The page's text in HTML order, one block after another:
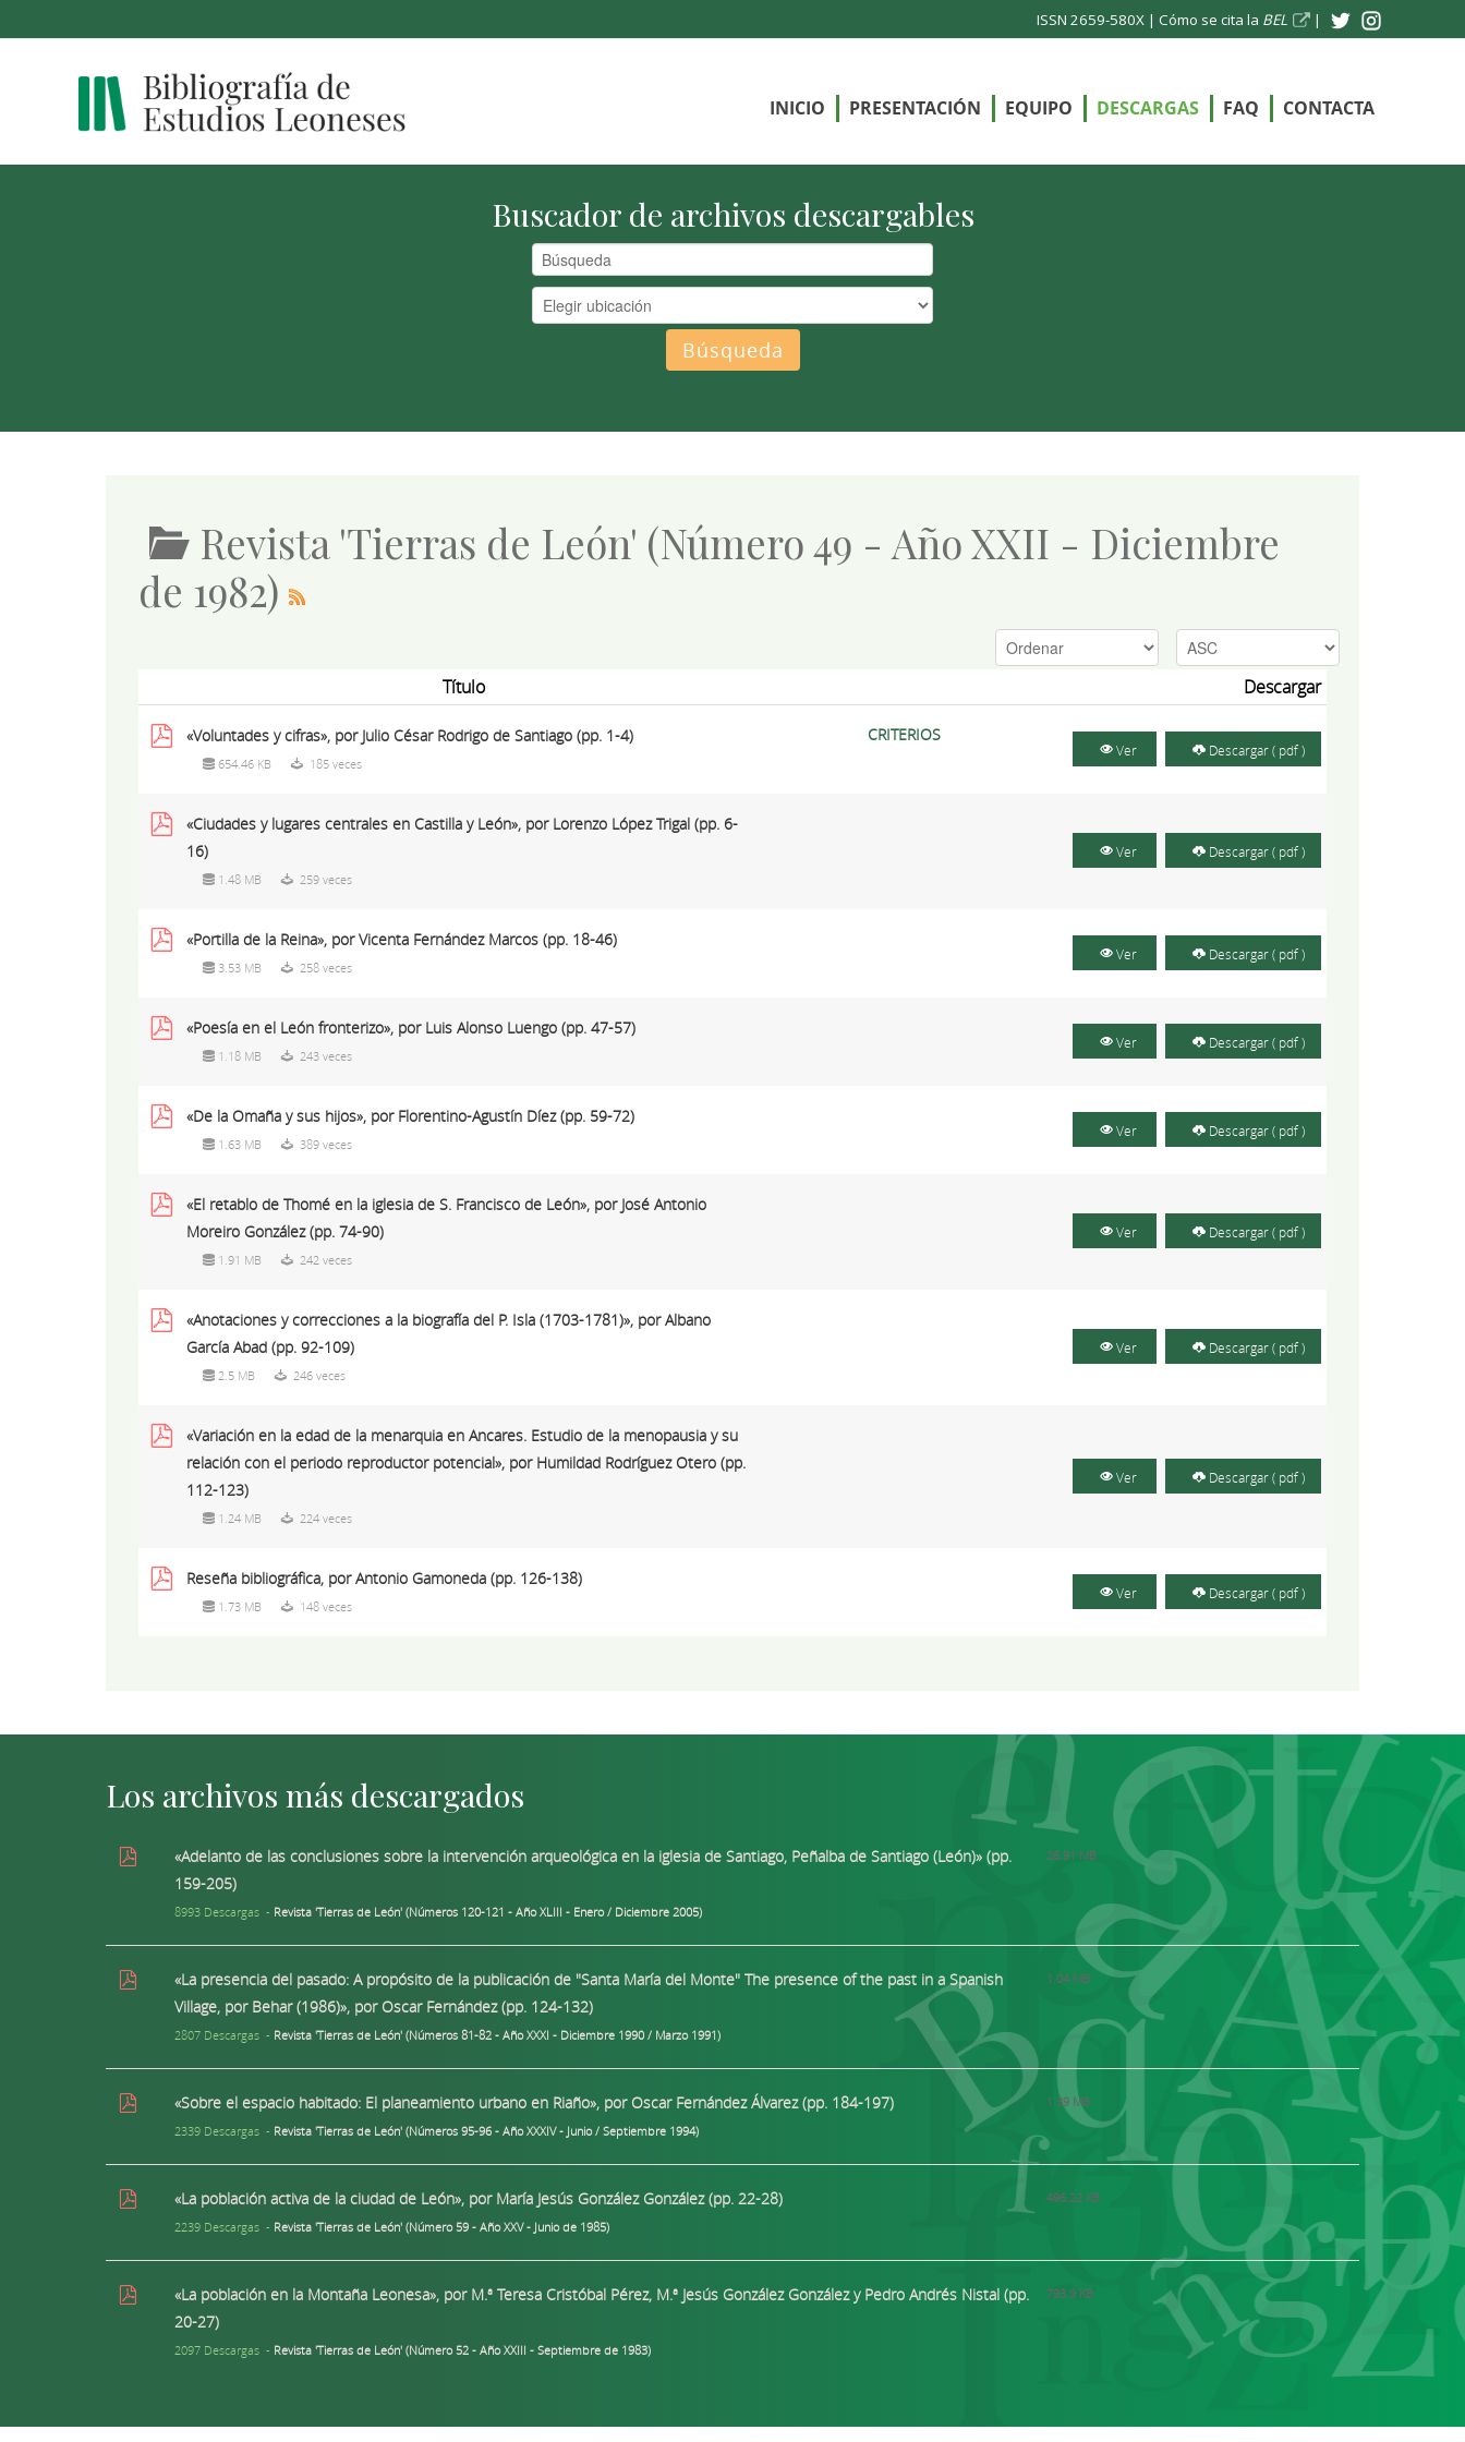
ISSN 2659-580X | Cómo se cita la BEL |
INICIO PRESENTACIÓN EQUIPO DESCARGAS FAQ CONTACTA
Buscador de archivos descargables
Revista 'Tierras de León' (Número 49 - Año XXII - Diciembre
de 1982)
Título Descargar
«Voluntades y cifras», por Julio César Rodrigo de Santiago (pp. 1-4)
654.46 KB 185 veces
CRITERIOS
Ver Descargar ( pdf )
«Ciudades y lugares centrales en Castilla y León», por Lorenzo López Trigal (pp. 6-
16)
1.48 MB 259 veces
Ver Descargar ( pdf )
«Portilla de la Reina», por Vicenta Fernández Marcos (pp. 18-46)
3.53 MB 258 veces
Ver Descargar ( pdf )
«Poesía en el León fronterizo», por Luis Alonso Luengo (pp. 47-57)
1.18 MB 243 veces
Ver Descargar ( pdf )
«De la Omaña y sus hijos», por Florentino-Agustín Díez (pp. 59-72)
1.63 MB 389 veces
Ver Descargar ( pdf )
«El retablo de Thomé en la iglesia de S. Francisco de León», por José Antonio
Moreiro González (pp. 74-90)
1.91 MB 242 veces
Ver Descargar ( pdf )
«Anotaciones y correcciones a la biografía del P. Isla (1703-1781)», por Albano
García Abad (pp. 92-109)
2.5 MB 246 veces
Ver Descargar ( pdf )
«Variación en la edad de la menarquia en Ancares. Estudio de la menopausia y su
relación con el periodo reproductor potencial», por Humildad Rodríguez Otero (pp.
112-123)
1.24 MB 224 veces
Ver Descargar ( pdf )
Reseña bibliográfica, por Antonio Gamoneda (pp. 126-138)
1.73 MB 148 veces
Ver Descargar ( pdf )
Los archivos más descargados
«Adelanto de las conclusiones sobre la intervención arqueológica en la iglesia de Santiago, Peñalba de Santiago (León)» (pp.
159-205)
8993 Descargas - Revista 'Tierras de León' (Números 120-121 - Año XLIII - Enero / Diciembre 2005)
26.91 MB
«La presencia del pasado: A propósito de la publicación de "Santa María del Monte" The presence of the past in a Spanish
Village, por Behar (1986)», por Oscar Fernández (pp. 124-132)
2807 Descargas - Revista 'Tierras de León' (Números 81-82 - Año XXXI - Diciembre 1990 / Marzo 1991)
1.04 MB
«Sobre el espacio habitado: El planeamiento urbano en Riaño», por Oscar Fernández Álvarez (pp. 184-197)
2339 Descargas - Revista 'Tierras de León' (Números 95-96 - Año XXXIV - Junio / Septiembre 1994)
1.39 MB
«La población activa de la ciudad de León», por María Jesús González González (pp. 22-28)
2239 Descargas - Revista 'Tierras de León' (Número 59 - Año XXV - Junio de 1985)
496.22 KB
«La población en la Montaña Leonesa», por M.ª Teresa Cristóbal Pérez, M.ª Jesús González González y Pedro Andrés Nistal (pp.
20-27)
2097 Descargas - Revista 'Tierras de León' (Número 52 - Año XXIII - Septiembre de 1983)
793.9 KB